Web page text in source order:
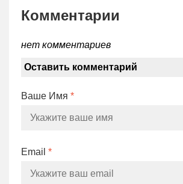
Комментарии
нет комментариев
Оставить комментарий
Ваше Имя *
Email *